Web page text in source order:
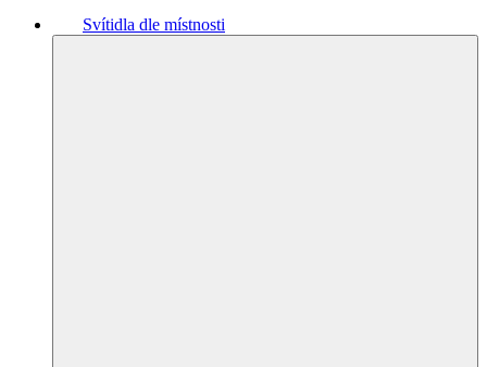
Svítidla dle místnosti